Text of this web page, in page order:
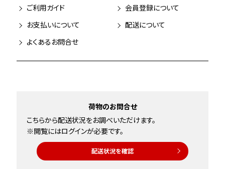
ご利用ガイド 会員登録について
お支払いについて 配送について
よくあるお問合せ
荷物のお問合せ
こちらから配送状況をお調べいただけます。
※閲覧にはログインが必要です。
配送状況を確認